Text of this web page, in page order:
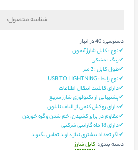
شناسه محصول:
دسترسی:40 در انبار
✔نوع : کابل شارژ آیفون
✔رنگ : مشکی
✔طول کابل : 2 متر
✔نوع رابط : USB TO LIGHTNING
✔دارای قابلیت انتقال اطلاعات
✔پشتیبانی از تکنولوژی شارژ سریع
✔دارای روکش کنفی از الیاف نایلون
✔مقاوم در برابر کشیدن، خم شدن و گره خوردن
✔دارای 18 ماه گارانتی شرکتی
✔اگر تعداد بیشتری نیاز دارید تماس بگیرید
دسته بندی: کابل شارژ